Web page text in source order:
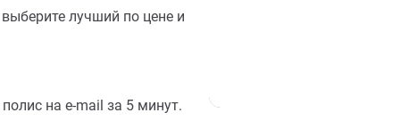
лучший по цене и
на e-mail за 5 минут.